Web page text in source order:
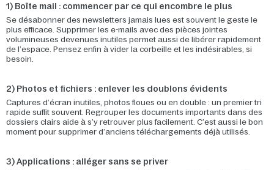
1) Boîte mail : commencer par ce qui encombre le plus
Se désabonner des newsletters jamais lues est souvent le geste le
plus efficace. Supprimer les e-mails avec des pièces jointes
volumineuses devenues inutiles permet aussi de libérer rapidement
de l’espace. Pensez enfin à vider la corbeille et les indésirables, si
besoin.
2) Photos et fichiers : enlever les doublons évidents
Captures d’écran inutiles, photos floues ou en double : un premier tri
rapide suffit souvent. Regrouper les documents importants dans des
dossiers clairs aide à s’y retrouver plus facilement. C’est aussi le bon
moment pour supprimer d’anciens téléchargements déjà utilisés.
3) Applications : alléger sans se priver